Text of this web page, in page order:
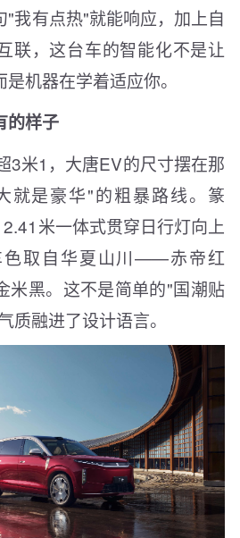
"我有点热"就能响应，加上自
联，这台车的智能化不是让
机器在学着适应你。
的样子
3米1，大唐EV的尺寸摆在那
就是豪华"的粗暴路线。篆
米一体式贯穿日行灯向上
色取自华夏山川——赤帝红
米黑。这不是简单的"国潮贴
质融进了设计语言。